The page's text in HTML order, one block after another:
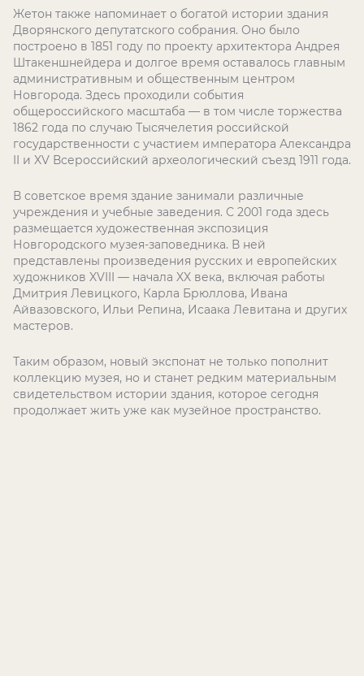
Жетон также напоминает о богатой истории здания
Дворянского депутатского собрания. Оно было
построено в 1851 году по проекту архитектора Андрея
Штакеншнейдера и долгое время оставалось главным
административным и общественным центром
Новгорода. Здесь проходили события
общероссийского масштаба — в том числе торжества
1862 года по случаю Тысячелетия российской
государственности с участием императора Александра
II и XV Всероссийский археологический съезд 1911 года.
В советское время здание занимали различные
учреждения и учебные заведения. С 2001 года здесь
размещается художественная экспозиция
Новгородского музея-заповедника. В ней
представлены произведения русских и европейских
художников XVIII — начала XX века, включая работы
Дмитрия Левицкого, Карла Брюллова, Ивана
Айвазовского, Ильи Репина, Исаака Левитана и других
мастеров.
Таким образом, новый экспонат не только пополнит
коллекцию музея, но и станет редким материальным
свидетельством истории здания, которое сегодня
продолжает жить уже как музейное пространство.